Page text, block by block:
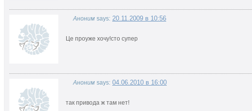
Аноним says: 20.11.2009 в 10:56
Це проуже хочу!сто супер
Аноним says: 04.06.2010 в 16:00
так привода ж там нет!